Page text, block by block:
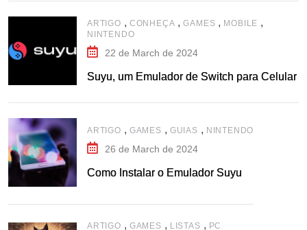
ARTIGO , CONHEÇA ,GAMES , MOBILE ,
NINTENDO
22 de March de 2024
Suyu, um Emulador de Switch para Celular
ARTIGO , GAMES , GUIAS , NINTENDO
26 de March de 2024
Como Instalar o Emulador Suyu
ARTIGO , GAMES , LISTAS , PC